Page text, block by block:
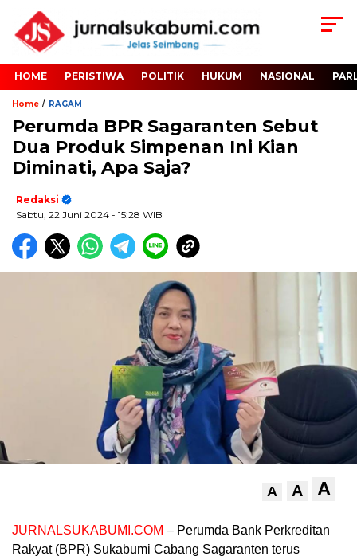
HOME PERISTIWA POLITIK HUKUM NASIONAL
Home / RAGAM
Perumda BPR Sagaranten Sebut
Dua Produk Simpenan Ini Kian
Diminati, Apa Saja?
Redaksi
Sabtu, 22 Juni 2024 - 15:28 WIB
A A A
JURNALSUKABUMI.COM – Perumda Bank Perkreditan
Rakyat (BPR) Sukabumi Cabang Sagaranten terus